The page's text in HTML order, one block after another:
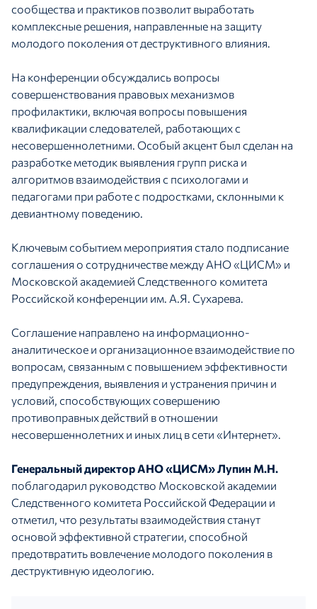
сообщества и практиков позволит выработать
комплексные решения, направленные на защиту
молодого поколения от деструктивного влияния.
На конференции обсуждались вопросы
совершенствования правовых механизмов
профилактики, включая вопросы повышения
квалификации следователей, работающих с
несовершеннолетними. Особый акцент был сделан на
разработке методик выявления групп риска и
алгоритмов взаимодействия с психологами и
педагогами при работе с подростками, склонными к
девиантному поведению.
Ключевым событием мероприятия стало подписание
соглашения о сотрудничестве между АНО «ЦИСМ» и
Московской академией Следственного комитета
Российской конференции им. А.Я. Сухарева.
Соглашение направлено на информационно-
аналитическое и организационное взаимодействие по
вопросам, связанным с повышением эффективности
предупреждения, выявления и устранения причин и
условий, способствующих совершению
противоправных действий в отношении
несовершеннолетних и иных лиц в сети «Интернет».
Генеральный директор АНО «ЦИСМ» Лупин М.Н.
поблагодарил руководство Московской академии
Следственного комитета Российской Федерации и
отметил, что результаты взаимодействия станут
основой эффективной стратегии, способной
предотвратить вовлечение молодого поколения в
деструктивную идеологию.